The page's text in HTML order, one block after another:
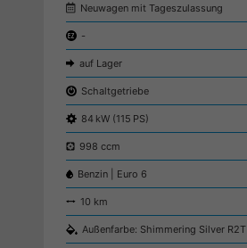
Neuwagen mit Tageszulassung
-
auf Lager
Schaltgetriebe
84 kW (115 PS)
998 ccm
Benzin | Euro 6
10 km
Außenfarbe: Shimmering Silver R2T